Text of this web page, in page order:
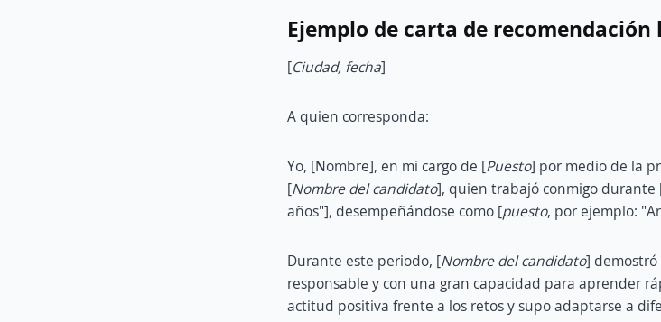
Ejemplo de carta de recomendación
[Ciudad, fecha]
A quien corresponda:
Yo, [Nombre], en mi cargo de [Puesto] por medio de la
[Nombre del candidato], quien trabajó conmigo durante
años"], desempeñándose como [puesto, por ejemplo:
Durante este periodo, [Nombre del candidato]
responsable y con una gran capacidad para aprender
actitud positiva frente a los retos y supo adaptarse a